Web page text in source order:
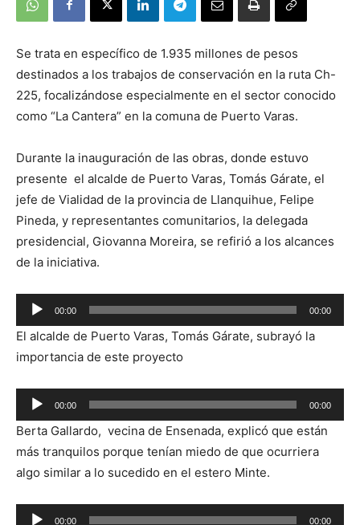
Se trata en específico de 1.935 millones de pesos
destinados a los trabajos de conservación en la ruta Ch-
225, focalizándose especialmente en el sector conocido
como “La Cantera” en la comuna de Puerto Varas.
Durante la inauguración de las obras, donde estuvo
presente el alcalde de Puerto Varas, Tomás Gárate, el
jefe de Vialidad de la provincia de Llanquihue, Felipe
Pineda, y representantes comunitarios, la delegada
presidencial, Giovanna Moreira, se refirió a los alcances
de la iniciativa.
Reproductor
de
audio
00:00 00:00
El alcalde de Puerto Varas, Tomás Gárate, subrayó la
importancia de este proyecto
Reproductor
de
audio
00:00 00:00
Berta Gallardo, vecina de Ensenada, explicó que están
más tranquilos porque tenían miedo de que ocurriera
algo similar a lo sucedido en el estero Minte.
Reproductor
00:00 00:00